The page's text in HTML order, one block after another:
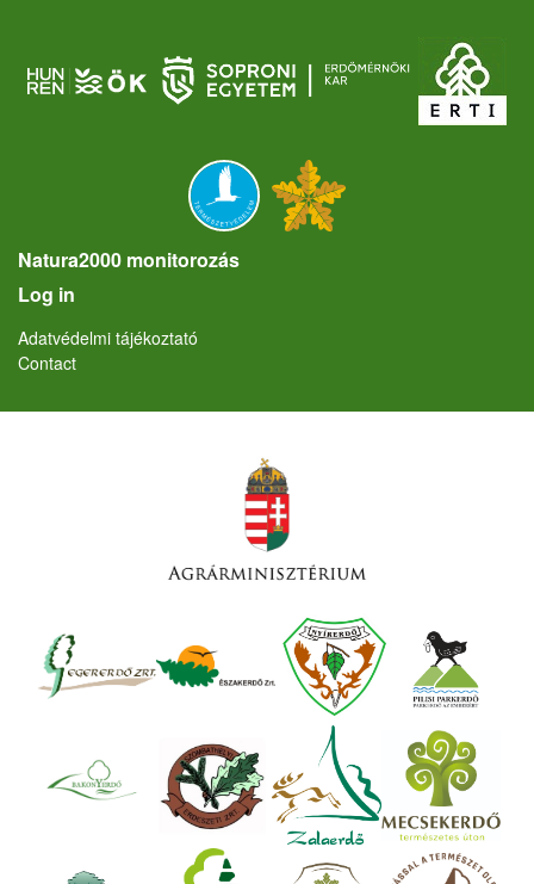
Natura2000 monitorozás
User account menu
Log in
Lábléc
Adatvédelmi tájékoztató
Contact